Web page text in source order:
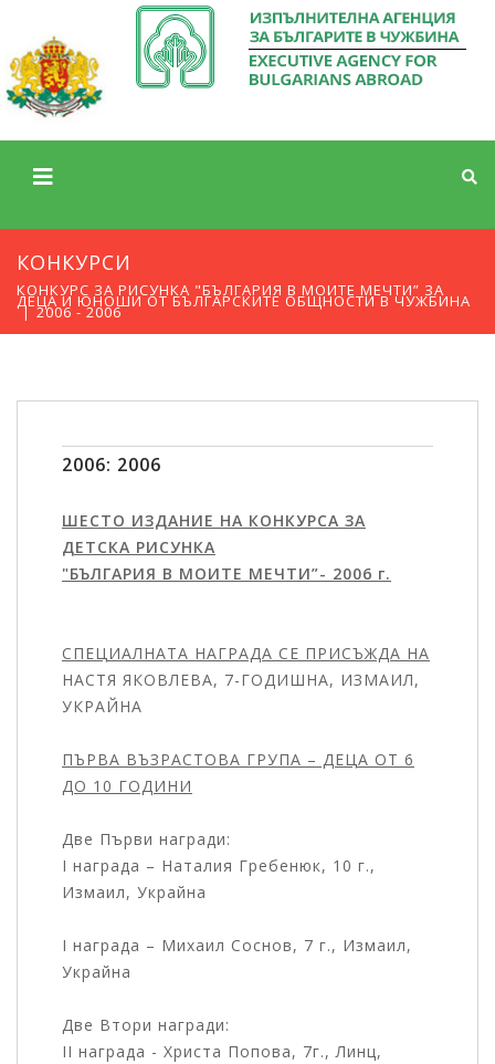
КОНКУРСИ
КОНКУРС ЗА РИСУНКА "БЪЛГАРИЯ В МОИТЕ МЕЧТИ” ЗА
ДЕЦА И ЮНОШИ ОТ БЪЛГАРСКИТЕ ОБЩНОСТИ В ЧУЖБИНА
2006 - 2006
2006: 2006
ШЕСТО ИЗДАНИЕ НА КОНКУРСА ЗА
ДЕТСКА РИСУНКА
"БЪЛГАРИЯ В МОИТЕ МЕЧТИ”- 2006 г.
СПЕЦИАЛНАТА НАГРАДА СЕ ПРИСЪЖДА НА
НАСТЯ ЯКОВЛЕВА, 7-ГОДИШНА, ИЗМАИЛ,
УКРАЙНА
ПЪРВА ВЪЗРАСТОВА ГРУПА – ДЕЦА ОТ 6
ДО 10 ГОДИНИ
Две Първи награди:
I награда – Наталия Гребенюк, 10 г.,
Измаил, Украйна
I награда – Михаил Соснов, 7 г., Измаил,
Украйна
Две Втори награди:
II награда - Христа Попова, 7г., Линц,